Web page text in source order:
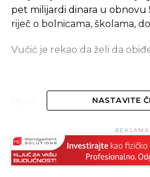
pet milijardi dinara u obnovu
riječ o bolnicama, školama,
Vučić je rekao da želi da
REKLAMA
NASTAVITE
REKLAMA